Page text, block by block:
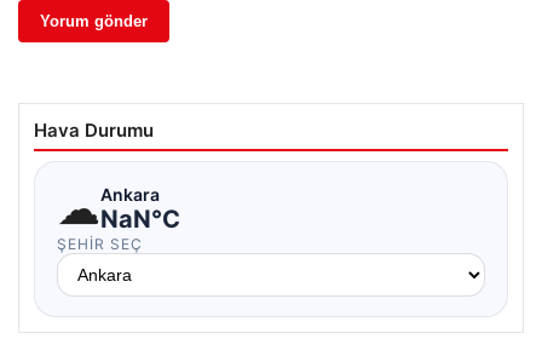
Hava Durumu
☁Ankara
NaN°C
ŞEHIR SEÇ